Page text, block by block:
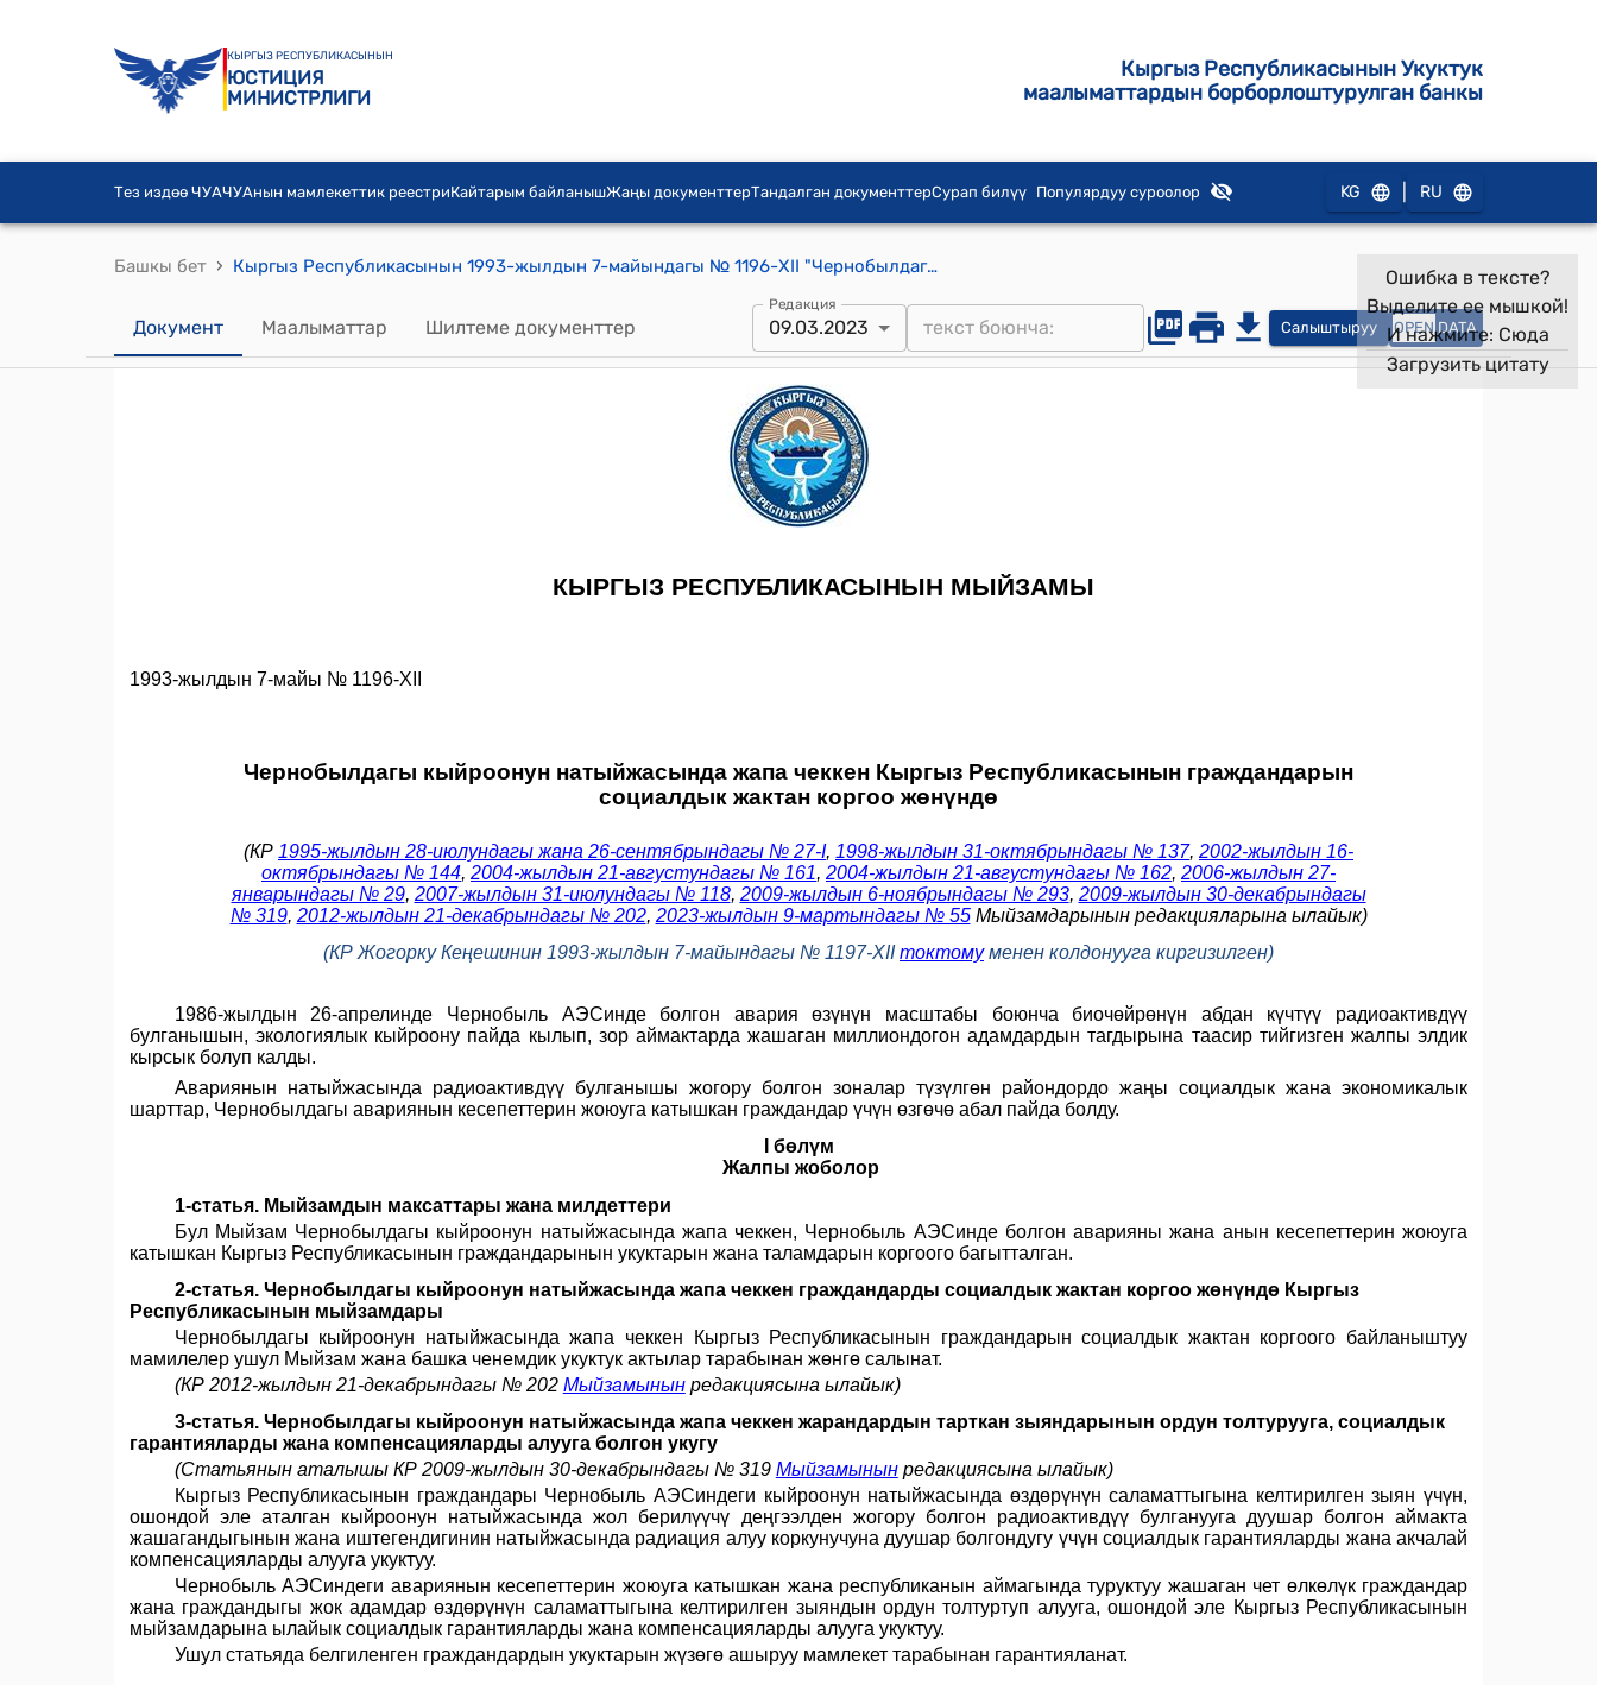
КЫРГЫЗ РЕСПУБЛИКАСЫНЫН
ЮСТИЦИЯ
МИНИСТРЛИГИ
Кыргыз Республикасынын Укуктук
маалыматтардын борборлоштурулган банкы
Тез издөө ЧУАЧУАнын мамлекеттик реестриКайтарым байланышЖаңы документтерТандалган документтерСурап билүү Популярдуу суроолор KG RU
Башкы бет › Кыргыз Республикасынын 1993-жылдын 7-майындагы № 1196-XII "Чернобылдагы ькыйроонун натыйжасында жапа чеккен Кыргыз Республикасынын граждандарын социалдык жактан коргоо жөнүндө" мыйзамы
Документ Маалыматтар Шилтеме документтер
Редакция
09.03.2023 Салыштыруу OPEN DATA
Ошибка в тексте?
Выделите ее мышкой!
И нажмите: Сюда
Загрузить цитату